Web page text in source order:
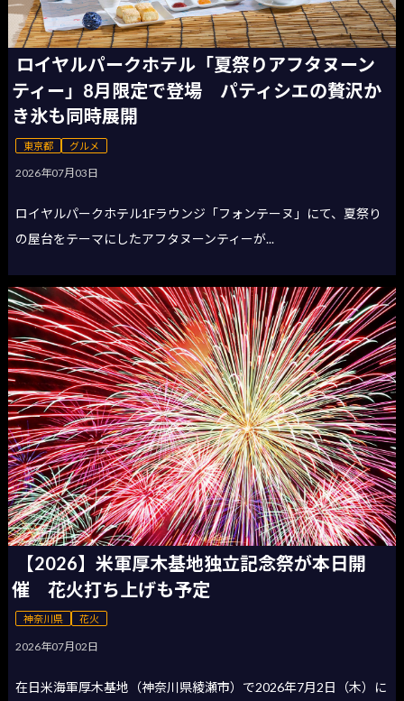
ロイヤルパークホテル「夏祭りアフタヌーン
ティー」8月限定で登場 パティシエの贅沢か
き氷も同時展開
東京都 グルメ
2026年07月03日
ロイヤルパークホテル1Fラウンジ「フォンテーヌ」にて、夏祭り
の屋台をテーマにしたアフタヌーンティーが...
【2026】米軍厚木基地独立記念祭が本日開
催 花火打ち上げも予定
神奈川県 花火
2026年07月02日
在日米海軍厚木基地（神奈川県綾瀬市）で2026年7月2日（木）に